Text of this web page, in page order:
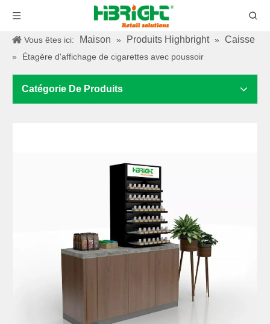
Vous êtes ici: Maison » Produits Highbright » Caisse
» Étagère d'affichage de cigarettes avec poussoir
Catégorie De Produits